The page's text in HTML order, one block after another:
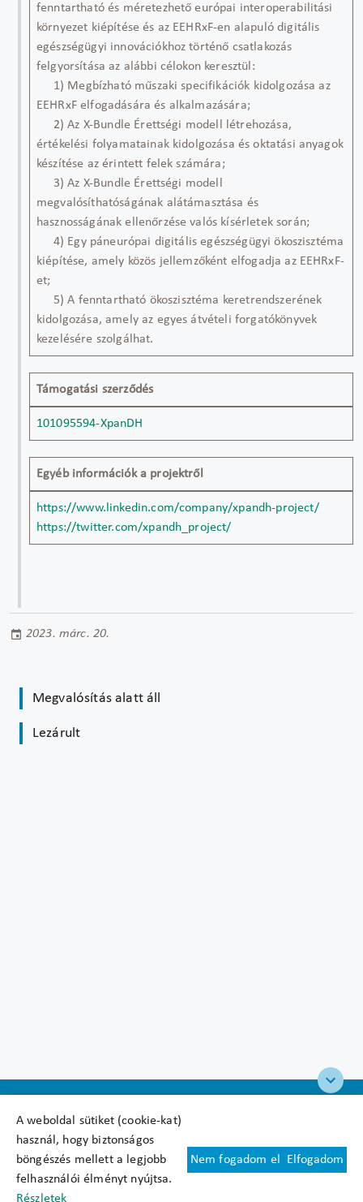
A weboldal sütiket (cookie-kat)
használ, hogy biztonságos
böngészés mellett a legjobb
felhasználói élményt nyújtsa.
Részletek
Nem fogadom el Elfogadom
fenntartható és méretezhető európai interoperabilitási
környezet kiépítése és az EEHRxF-en alapuló digitális
egészségügyi innovációkhoz történő csatlakozás
felgyorsítása az alábbi célokon keresztül:
1) Megbízható műszaki specifikációk kidolgozása az
EEHRxF elfogadására és alkalmazására;
2) Az X-Bundle Érettségi modell létrehozása,
értékelési folyamatainak kidolgozása és oktatási anyagok
készítése az érintett felek számára;
3) Az X-Bundle Érettségi modell
megvalósíthatóságának alátámasztása és
hasznosságának ellenőrzése valós kísérletek során;
4) Egy páneurópai digitális egészségügyi ökoszisztéma
kiépítése, amely közös jellemzőként elfogadja az EEHRxF-
et;
5) A fenntartható ökoszisztéma keretrendszerének
kidolgozása, amely az egyes átvételi forgatókönyvek
kezelésére szolgálhat.
Támogatási szerződés
101095594-XpanDH
Egyéb információk a projektről
https://www.linkedin.com/company/xpandh-project/
https://twitter.com/xpandh_project/
2023. márc. 20.
Megvalósítás alatt áll
Lezárult
Felhasználási feltételek